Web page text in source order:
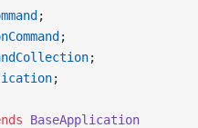
;
;
;
;
BaseApplication